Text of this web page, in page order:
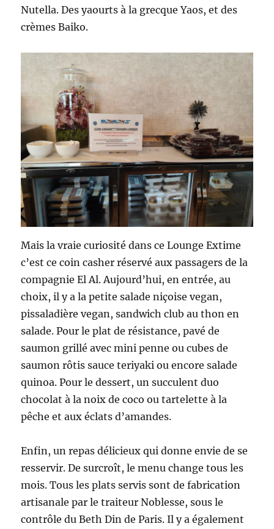
Nutella. Des yaourts à la grecque Yaos, et des
crèmes Baiko.
Mais la vraie curiosité dans ce Lounge Extime
c’est ce coin casher réservé aux passagers de la
compagnie El Al. Aujourd’hui, en entrée, au
choix, il y a la petite salade niçoise vegan,
pissaladière vegan, sandwich club au thon en
salade. Pour le plat de résistance, pavé de
saumon grillé avec mini penne ou cubes de
saumon rôtis sauce teriyaki ou encore salade
quinoa. Pour le dessert, un succulent duo
chocolat à la noix de coco ou tartelette à la
pêche et aux éclats d’amandes.
Enfin, un repas délicieux qui donne envie de se
resservir. De surcroît, le menu change tous les
mois. Tous les plats servis sont de fabrication
artisanale par le traiteur Noblesse, sous le
contrôle du Beth Din de Paris. Il y a également